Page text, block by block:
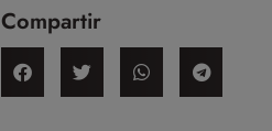
Compartir